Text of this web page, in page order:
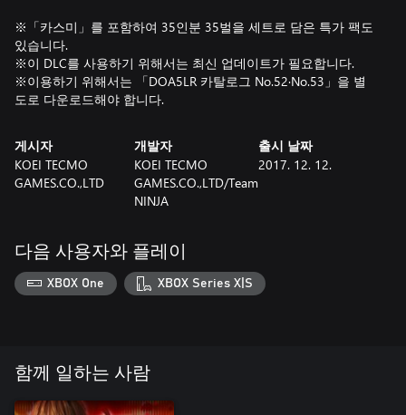
※「카스미」를 포함하여 35인분 35벌을 세트로 담은 특가 팩도
있습니다.
※이 DLC를 사용하기 위해서는 최신 업데이트가 필요합니다.
※이용하기 위해서는 「DOA5LR 카탈로그 No.52·No.53」을 별
도로 다운로드해야 합니다.
게시자
KOEI TECMO
GAMES.CO.,LTD
개발자
KOEI TECMO
GAMES.CO.,LTD/Team
NINJA
출시 날짜
2017. 12. 12.
다음 사용자와 플레이
XBOX One XBOX Series X|S
함께 일하는 사람